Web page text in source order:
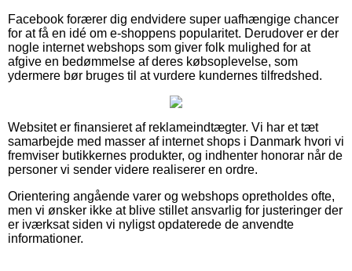
Facebook forærer dig endvidere super uafhængige chancer
for at få en idé om e-shoppens popularitet. Derudover er der
nogle internet webshops som giver folk mulighed for at
afgive en bedømmelse af deres købsoplevelse, som
ydermere bør bruges til at vurdere kundernes tilfredshed.
Websitet er finansieret af reklameindtægter. Vi har et tæt
samarbejde med masser af internet shops i Danmark hvori vi
fremviser butikkernes produkter, og indhenter honorar når de
personer vi sender videre realiserer en ordre.
Orientering angående varer og webshops opretholdes ofte,
men vi ønsker ikke at blive stillet ansvarlig for justeringer der
er iværksat siden vi nyligst opdaterede de anvendte
informationer.